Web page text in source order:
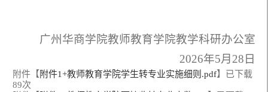
广州华商学院教师教育学院教学科研办公室
2026年5月28日
附件【附件1+教师教育学院学生转专业实施细则.pdf】已下载
89次